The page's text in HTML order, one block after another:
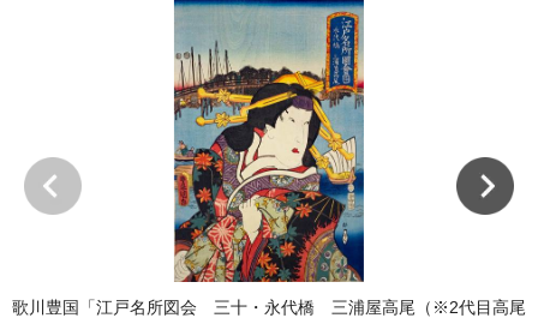
歌川豊国「江戸名所図会 三十・永代橋 三浦屋高尾（※2代目高尾